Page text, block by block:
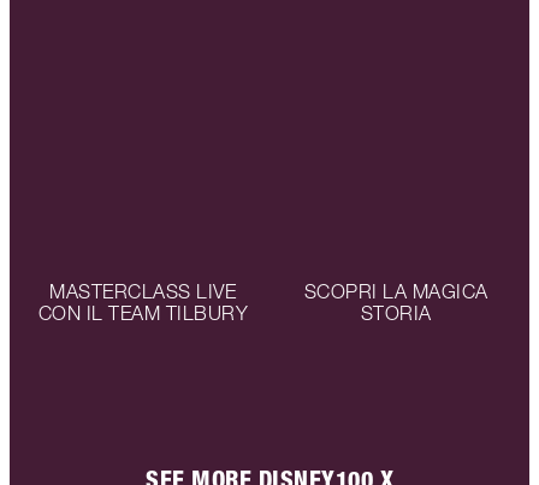
MASTERCLASS LIVE
CON IL TEAM TILBURY
SCOPRI LA MAGICA
STORIA
SEE MORE DISNEY100 X